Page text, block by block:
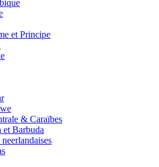
et Principe
& Caraïbes
et Barbuda